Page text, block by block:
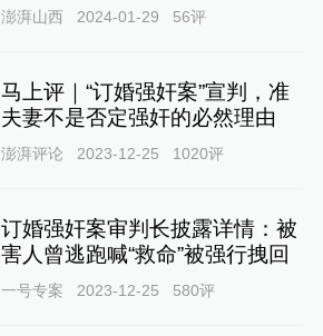
澎湃山西 2024-01-29 56评
马上评｜“订婚强奸案”宣判，准
夫妻不是否定强奸的必然理由
澎湃评论 2023-12-25 1020评
订婚强奸案审判长披露详情：被
害人曾逃跑喊“救命”被强行拽回
一号专案 2023-12-25 580评